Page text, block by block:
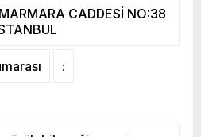
CADDESİ NO:38
: